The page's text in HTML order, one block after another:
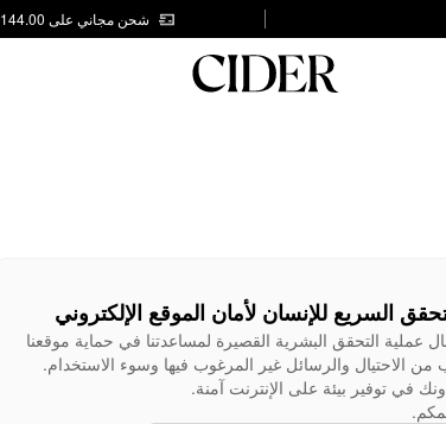
شحن مجاني على AED 144.00
السريع للإنسان لأمان الموقع الإلكتروني
عملية التحقق البشرية القصيرة لمساعدتنا في حماية موقعنا
من الاحتيال والرسائل غير المرغوب فيها وسوء الاستخدام.
في توفير بيئة على الإنترنت آمنة.